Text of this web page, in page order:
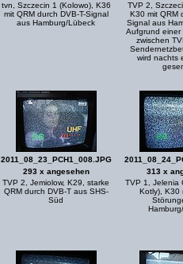
tvn, Szczecin 1 (Kolowo), K36
mit QRM durch DVB-T-Signal
aus Hamburg/Lübeck
TVP 2,
K30 mit QRM
Signal aus
Aufgrund einer
zwischen
wird nachts
2011_08_23_PCH1_008.JPG
293 x angesehen
TVP 2, Jemiolow, K29, starke
QRM durch DVB-T aus SHS-
Süd
313 x
TVP 1, Jelenia
Kotly), K30